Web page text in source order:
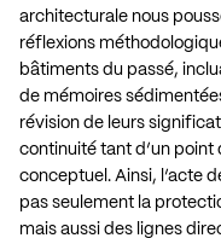
architecturale nous
réflexions
bâtiments du passé,
de mémoires
révision de leurs
continuité tant d’un
conceptuel. Ainsi, l’acte
pas seulement la
mais aussi des lignes